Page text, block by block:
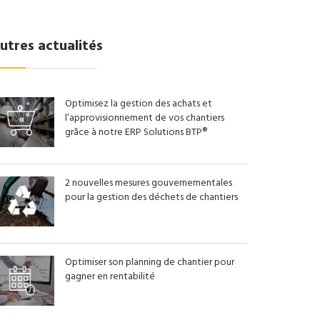
actualités
Optimisez la gestion des achats et
l’approvisionnement de vos chantiers
grâce à notre ERP Solutions BTP®
2 nouvelles mesures gouvernementales
pour la gestion des déchets de chantiers
Optimiser son planning de chantier pour
gagner en rentabilité